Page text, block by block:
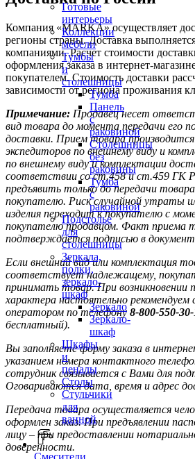
Готовые
интерьеры
Коллекции
мебели
Тумбы
и
столешницы
Тумба
Панель
с
раковиной
Столешницы
без
раковины
Тумба
с
раковиной
Подстолье
для
столешницы
Зеркала,
полки,
зеркало-
шкаф
Зеркало
Зеркало-
шкаф
Шкафы
и
пеналы
Столы
Стульчики
для
ванной
Смесители
Компания «MARKA» осуществляет
регионы страны. Доставка
компаниями. Расчет стоимости
оформления заказа в интернет-
покупателем. Стоимость доставки
зависимости от региона проживания
Примечание: Продавец несет
вид товара до момента передачи его
доставки. Прием товара
экспедиторов по внешнему виду и
по внешнему виду и комплектации
соответствии со ст.458 и ст.459 ГК
предъявить только до передачи
покупателю. Риск случайной утраты
изделия переходит к покупателю с
покупателю продавцом. Факт приема
подтверждается подписью в
Если внешний вид или комплектация
соответствует надлежащему,
принимать товар. При возникновении
характера настоятельно рекомендуем
оператором по телефону 8-800-550-
бесплатный).
Вы заполняете форму заказа в
указанием номера контактного
сотрудник связывается с Вами для
Оговариваются дата, время и адрес
Передача товара осуществляется
оформлен заказ. При предъявлении
лицу – при предоставлении
доверенности.